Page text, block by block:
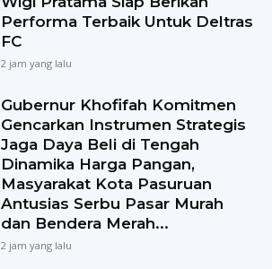
Performa Terbaik Untuk Deltras
FC
2 jam yang lalu
Gubernur Khofifah Komitmen
Gencarkan Instrumen Strategis
Jaga Daya Beli di Tengah
Dinamika Harga Pangan,
Masyarakat Kota Pasuruan
Antusias Serbu Pasar Murah
dan Bendera Merah...
2 jam yang lalu